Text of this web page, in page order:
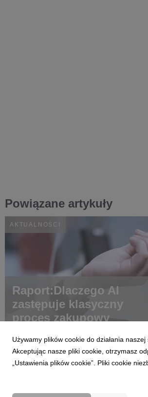
Powiązane artykuły
AKTUALNOŚCI
Raport:Dlaczego AI
zastępuje klasyczny
proces zakupowy
Używamy plików cookie do działania
Akceptując nasze pliki cookie, otrzymasz
„Ustawienia plików cookie”. Pliki cookie